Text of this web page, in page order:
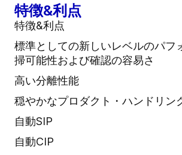
特徴&利点
特徴&利点
標準としての新しいレベルのパフ
掃可能性および確認の容易さ
高い分離性能
穏やかなプロダクト・ハンドリン
自動SIP
自動CIP